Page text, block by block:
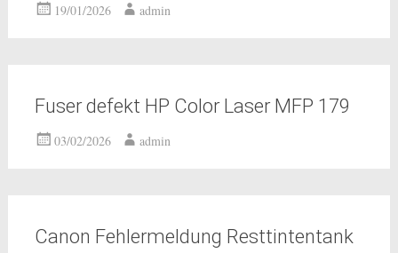
19/01/2026 admin
Fuser defekt HP Color Laser MFP 179
03/02/2026 admin
Canon Fehlermeldung Resttintentank